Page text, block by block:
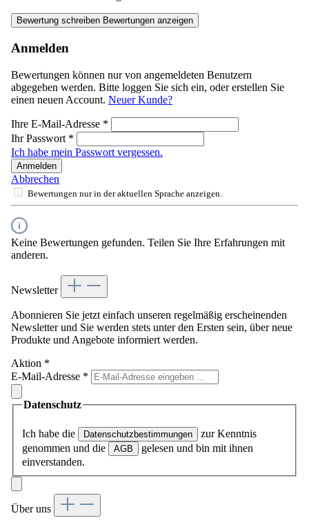
Bewertung schreiben Bewertungen anzeigen
Anmelden
Bewertungen können nur von angemeldeten Benutzern
abgegeben werden. Bitte loggen Sie sich ein, oder erstellen Sie
einen neuen Account. Neuer Kunde?
Ihre E-Mail-Adresse *
Ihr Passwort *
Ich habe mein Passwort vergessen.
Anmelden
Abbrechen
Bewertungen nur in der aktuellen Sprache anzeigen.
Keine Bewertungen gefunden. Teilen Sie Ihre Erfahrungen mit
anderen.
Newsletter
Abonnieren Sie jetzt einfach unseren regelmäßig erscheinenden
Newsletter und Sie werden stets unter den Ersten sein, über neue
Produkte und Angebote informiert werden.
Aktion *
E-Mail-Adresse *
Datenschutz
Ich habe die Datenschutzbestimmungen
zur Kenntnis
genommen und die
AGB
gelesen und bin mit ihnen
einverstanden.
Über uns